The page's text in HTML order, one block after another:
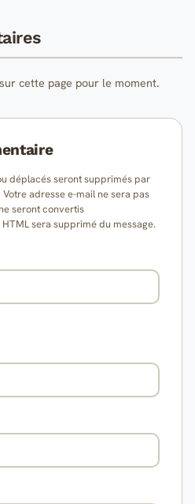
cette page pour le moment.
déplacés seront supprimés par
adresse e-mail ne sera pas
seront convertis
sera supprimé du message.